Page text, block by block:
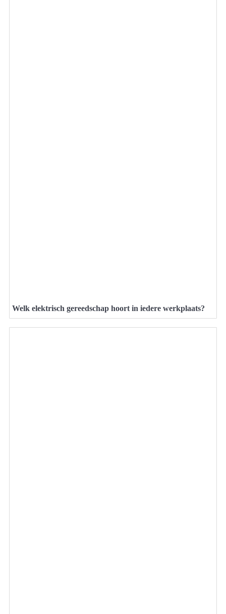
Welk elektrisch gereedschap hoort in iedere werkplaats?